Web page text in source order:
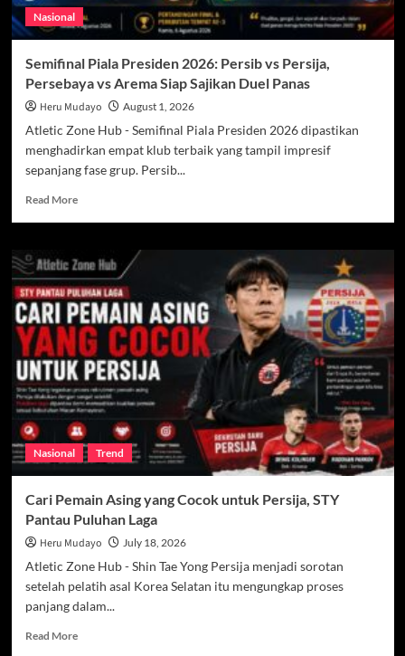
Nasional
Semifinal Piala Presiden 2026: Persib vs Persija,
Persebaya vs Arema Siap Sajikan Duel Panas
Heru Mudayo August 1, 2026
Atletic Zone Hub - Semifinal Piala Presiden 2026 dipastikan
menghadirkan empat klub terbaik yang tampil impresif
sepanjang fase grup. Persib...
Read MoreRead
Piala
Presiden
2026:
Persib
vs
Persija,
Persebaya
vs
Arema
Siap
Sajikan
Duel
Nasional Trend
Cari Pemain Asing yang Cocok untuk Persija, STY
Pantau Puluhan Laga
Heru Mudayo July 18, 2026
Atletic Zone Hub - Shin Tae Yong Persija menjadi sorotan
setelah pelatih asal Korea Selatan itu mengungkap proses
panjang dalam...
Read MoreRead